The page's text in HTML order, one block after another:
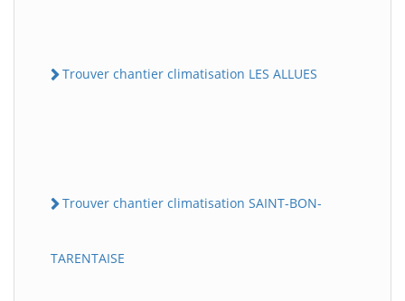
Trouver chantier climatisation LES ALLUES
Trouver chantier climatisation SAINT-BON-
TARENTAISE